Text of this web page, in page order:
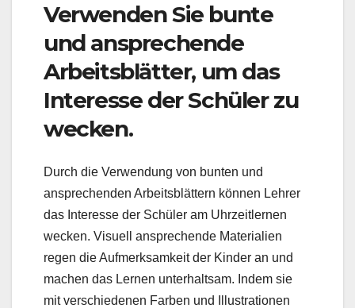
Verwenden Sie bunte
und ansprechende
Arbeitsblätter, um das
Interesse der Schüler zu
wecken.
Durch die Verwendung von bunten und
ansprechenden Arbeitsblättern können Lehrer
das Interesse der Schüler am Uhrzeitlernen
wecken. Visuell ansprechende Materialien
regen die Aufmerksamkeit der Kinder an und
machen das Lernen unterhaltsam. Indem sie
mit verschiedenen Farben und Illustrationen